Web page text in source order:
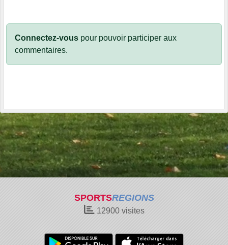
Connectez-vous pour pouvoir participer aux
commentaires.
SPORTSREGIONS
12900visites